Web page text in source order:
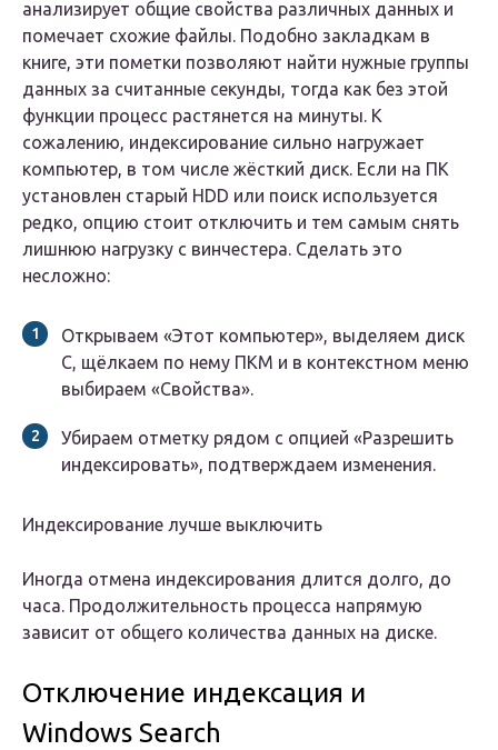
анализирует общие свойства различных данных и
помечает схожие файлы. Подобно закладкам в
книге, эти пометки позволяют найти нужные группы
данных за считанные секунды, тогда как без этой
функции процесс растянется на минуты. К
сожалению, индексирование сильно нагружает
компьютер, в том числе жёсткий диск. Если на ПК
установлен старый HDD или поиск используется
редко, опцию стоит отключить и тем самым снять
лишнюю нагрузку с винчестера. Сделать это
несложно:
Открываем «Этот компьютер», выделяем диск
C, щёлкаем по нему ПКМ и в контекстном меню
выбираем «Свойства».
Убираем отметку рядом с опцией «Разрешить
индексировать», подтверждаем изменения.
Индексирование лучше выключить
Иногда отмена индексирования длится долго, до
часа. Продолжительность процесса напрямую
зависит от общего количества данных на диске.
Отключение индексация и
Windows Search